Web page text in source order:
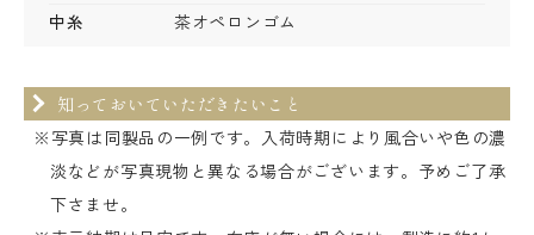
中糸
茶オペロンゴム
知っておいていただきたいこと
※写真は同製品の一例です。入荷時期により風合いや色の濃
淡などが写真現物と異なる場合がございます。予めご了承
下さませ。